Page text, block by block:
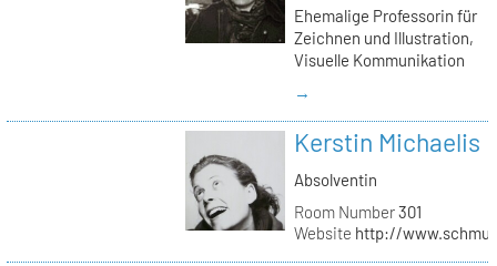
Ehemalige Professorin für
Zeichnen und Illustration,
Visuelle Kommunikation
→
Kerstin Michaelis
Absolventin
Room Number301
Website http://